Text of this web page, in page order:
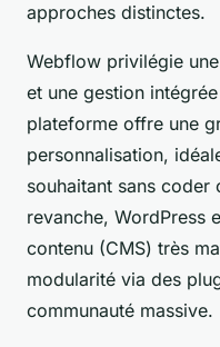
approches distinctes.
Webflow privilégie
et une gestion
plateforme offre une
personnalisation,
souhaitant sans coder
revanche, WordPress
contenu (CMS) très
modularité via des
communauté massive.